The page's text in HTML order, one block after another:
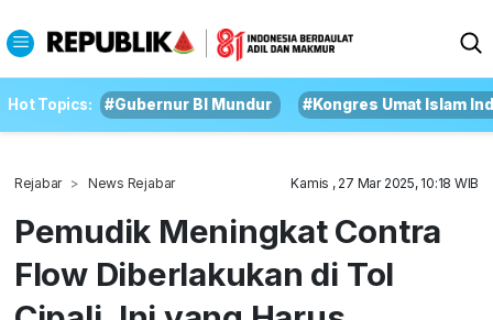
Hot Topics: #Gubernur BI Mundur #Kongres Umat Islam
Rejabar News Rejabar Kamis , 27 Mar 2025, 10:18 WIB
Pemudik Meningkat Contra
Flow Diberlakukan di Tol